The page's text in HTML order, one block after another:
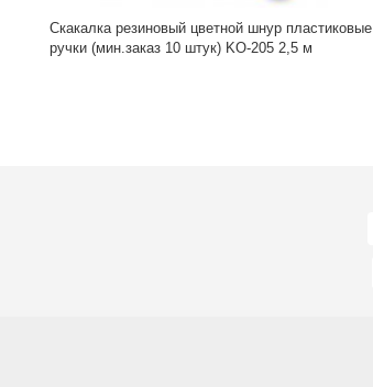
Скакалка резиновый цветной шнур пластиковые
ручки (мин.заказ 10 штук) KO-205 2,5 м